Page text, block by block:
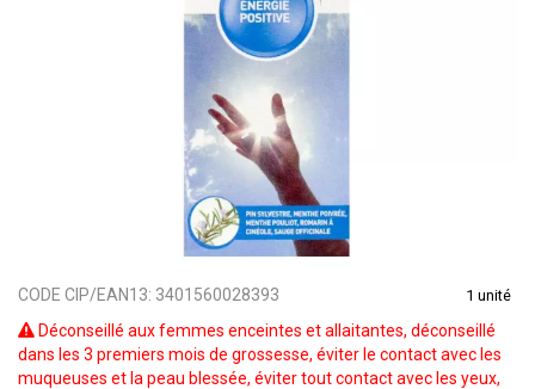
CODE CIP/EAN13: 3401560028393 1 unité
Déconseillé aux femmes enceintes et allaitantes, déconseillé
dans les 3 premiers mois de grossesse, éviter le contact avec les
muqueuses et la peau blessée, éviter tout contact avec les yeux,